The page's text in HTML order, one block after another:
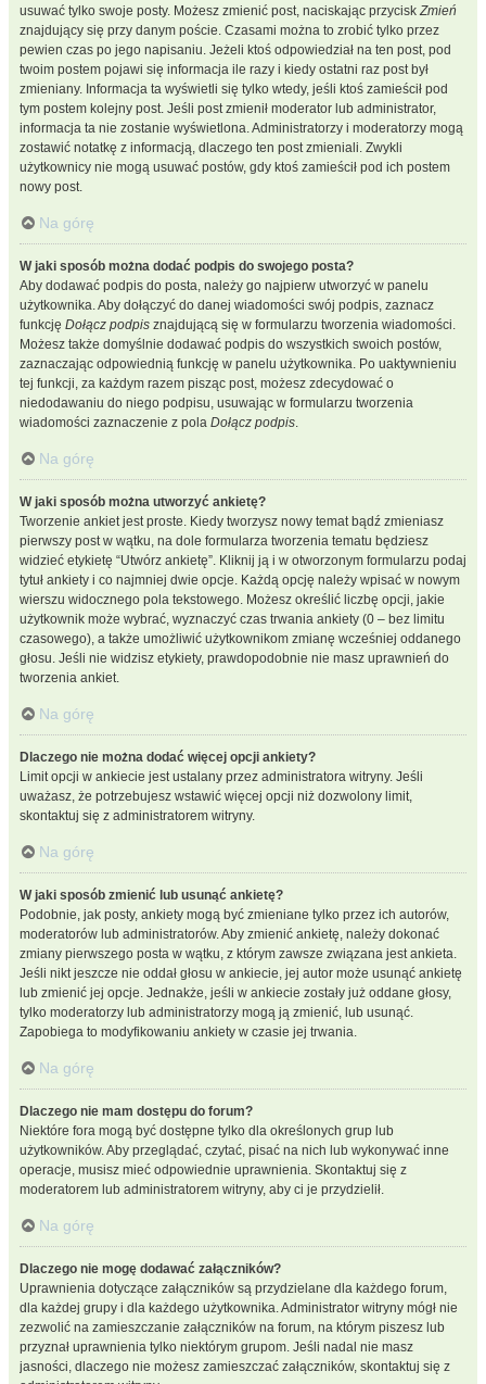
usuwać tylko swoje posty. Możesz zmienić post, naciskając przyciskZmień
znajdujący się przy danym poście. Czasami można to zrobić tylko przez
pewien czas po jego napisaniu. Jeżeli ktoś odpowiedział na ten post, pod
twoim postem pojawi się informacja ile razy i kiedy ostatni raz post był
zmieniany. Informacja ta wyświetli się tylko wtedy, jeśli ktoś zamieścił pod
tym postem kolejny post. Jeśli post zmienił moderator lub administrator,
informacja ta nie zostanie wyświetlona. Administratorzy i moderatorzy mogą
zostawić notatkę z informacją, dlaczego ten post zmieniali. Zwykli
użytkownicy nie mogą usuwać postów, gdy ktoś zamieścił pod ich postem
nowy post.
Na górę
W jaki sposób można dodać podpis do swojego posta?
Aby dodawać podpis do posta, należy go najpierw utworzyć w panelu
użytkownika. Aby dołączyć do danej wiadomości swój podpis, zaznacz
funkcję Dołącz podpis znajdującą się w formularzu tworzenia wiadomości.
Możesz także domyślnie dodawać podpis do wszystkich swoich postów,
zaznaczając odpowiednią funkcję w panelu użytkownika. Po uaktywnieniu
tej funkcji, za każdym razem pisząc post, możesz zdecydować o
niedodawaniu do niego podpisu, usuwając w formularzu tworzenia
wiadomości zaznaczenie z pola Dołącz podpis.
Na górę
W jaki sposób można utworzyć ankietę?
Tworzenie ankiet jest proste. Kiedy tworzysz nowy temat bądź zmieniasz
pierwszy post w wątku, na dole formularza tworzenia tematu będziesz
widzieć etykietę “Utwórz ankietę”. Kliknij ją i w otworzonym formularzu podaj
tytuł ankiety i co najmniej dwie opcje. Każdą opcję należy wpisać w nowym
wierszu widocznego pola tekstowego. Możesz określić liczbę opcji, jakie
użytkownik może wybrać, wyznaczyć czas trwania ankiety (0 – bez limitu
czasowego), a także umożliwić użytkownikom zmianę wcześniej oddanego
głosu. Jeśli nie widzisz etykiety, prawdopodobnie nie masz uprawnień do
tworzenia ankiet.
Na górę
Dlaczego nie można dodać więcej opcji ankiety?
Limit opcji w ankiecie jest ustalany przez administratora witryny. Jeśli
uważasz, że potrzebujesz wstawić więcej opcji niż dozwolony limit,
skontaktuj się z administratorem witryny.
Na górę
W jaki sposób zmienić lub usunąć ankietę?
Podobnie, jak posty, ankiety mogą być zmieniane tylko przez ich autorów,
moderatorów lub administratorów. Aby zmienić ankietę, należy dokonać
zmiany pierwszego posta w wątku, z którym zawsze związana jest ankieta.
Jeśli nikt jeszcze nie oddał głosu w ankiecie, jej autor może usunąć ankietę
lub zmienić jej opcje. Jednakże, jeśli w ankiecie zostały już oddane głosy,
tylko moderatorzy lub administratorzy mogą ją zmienić, lub usunąć.
Zapobiega to modyfikowaniu ankiety w czasie jej trwania.
Na górę
Dlaczego nie mam dostępu do forum?
Niektóre fora mogą być dostępne tylko dla określonych grup lub
użytkowników. Aby przeglądać, czytać, pisać na nich lub wykonywać inne
operacje, musisz mieć odpowiednie uprawnienia. Skontaktuj się z
moderatorem lub administratorem witryny, aby ci je przydzielił.
Na górę
Dlaczego nie mogę dodawać załączników?
Uprawnienia dotyczące załączników są przydzielane dla każdego forum,
dla każdej grupy i dla każdego użytkownika. Administrator witryny mógł nie
zezwolić na zamieszczanie załączników na forum, na którym piszesz lub
przyznał uprawnienia tylko niektórym grupom. Jeśli nadal nie masz
jasności, dlaczego nie możesz zamieszczać załączników, skontaktuj się z